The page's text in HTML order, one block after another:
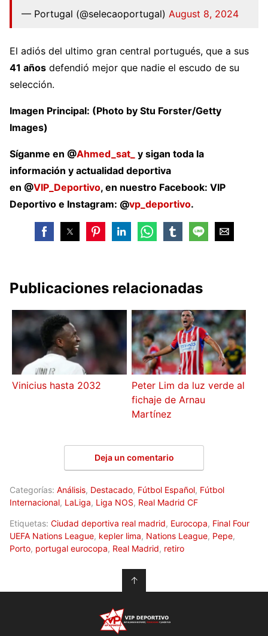
— Portugal (@selecaoportugal) August 8, 2024
El adiós del ultimo gran central portugués, que a sus
41 años defendió mejor que nadie el escudo de su
selección.
Imagen Principal: (Photo by Stu Forster/Getty
Images)
Síganme en @Ahmed_sat_ y sigan toda la
información y actualidad deportiva
en @VIP_Deportivo, en nuestro Facebook: VIP
Deportivo e Instagram: @vp_deportivo.
Publicaciones relacionadas
Vinicius hasta 2032
Peter Lim da luz verde al
fichaje de Arnau
Martínez
Deja un comentario
Categorías: Análisis, Destacado, Fútbol Español, Fútbol
Internacional, LaLiga, Liga NOS, Real Madrid CF
Etiquetas: Ciudad deportiva real madrid, Eurocopa, Final Four
UEFA Nations League, kepler lima, Nations League, Pepe,
Porto, portugal eurocopa, Real Madrid, retiro
↑